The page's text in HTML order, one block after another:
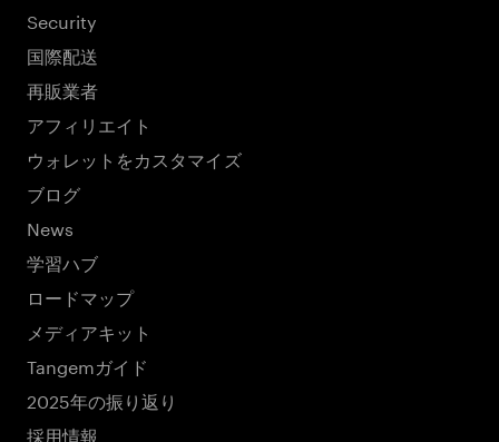
Security
国際配送
再販業者
アフィリエイト
ウォレットをカスタマイズ
ブログ
News
学習ハブ
ロードマップ
メディアキット
Tangemガイド
2025年の振り返り
採用情報